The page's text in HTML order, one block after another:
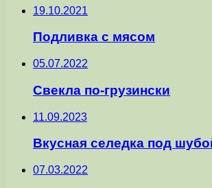
19.10.2021
Подливка с мясом
05.07.2022
Свекла по-грузински
11.09.2023
Вкусная селедка под
07.03.2022